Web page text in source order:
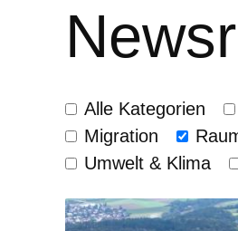
Alle Kategorien
Migration
Umwelt & Klima